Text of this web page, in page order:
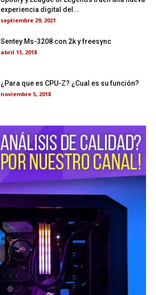
experiencia digital del...
septiembre 29, 2021
Sentey Ms-3208 con 2k y freesync
abril 11, 2018
¿Para que es CPU-Z? ¿Cual es su función?
noviembre 5, 2018